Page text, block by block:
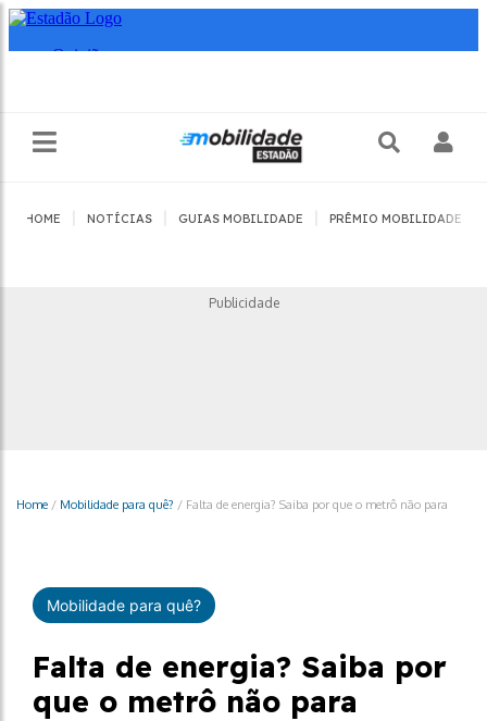
HOME NOTÍCIAS GUIAS MOBILIDADE PRÊMIO MOBILIDADE
Publicidade
Home / Mobilidade para quê? / Falta de energia? Saiba por que o metrô não para
Mobilidade para quê?
Falta de energia? Saiba por
que o metrô não para